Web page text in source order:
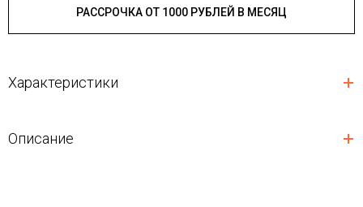
РАССРОЧКА ОТ 1000 РУБЛЕЙ В МЕСЯЦ
Характеристики
Описание